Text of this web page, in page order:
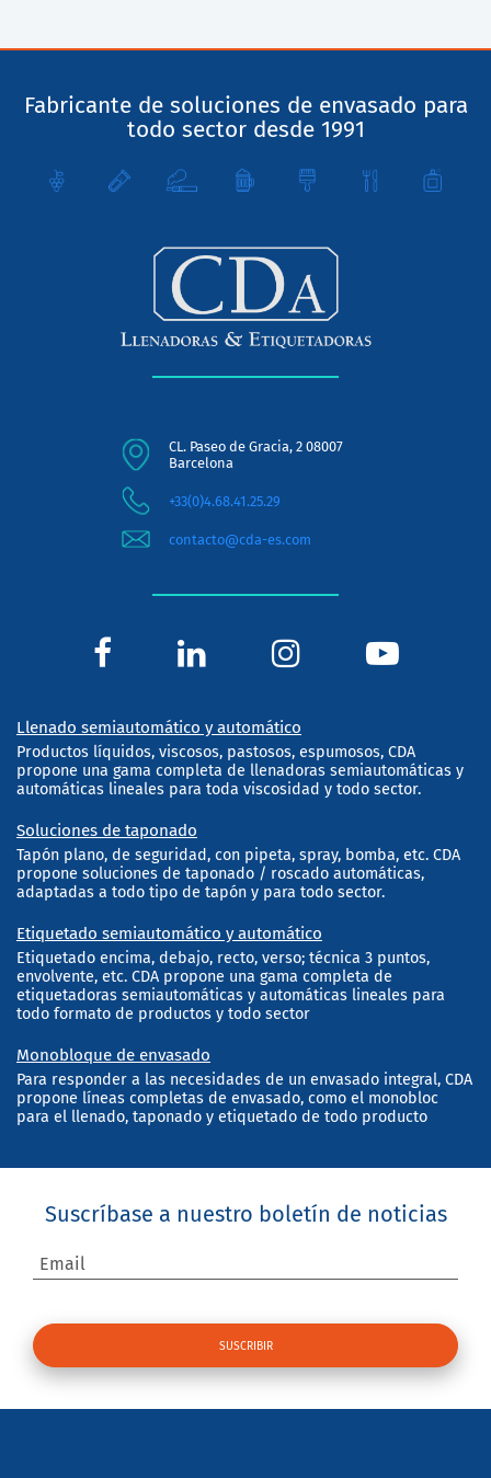
Fabricante de soluciones de envasado para
todo sector desde 1991
CL. Paseo de Gracia, 2 08007
Barcelona
+33(0)4.68.41.25.29
contacto@cda-es.com
Llenado semiautomático y automático
Productos líquidos, viscosos, pastosos, espumosos, CDA
propone una gama completa de llenadoras semiautomáticas y
automáticas lineales para toda viscosidad y todo sector.
Soluciones de taponado
Tapón plano, de seguridad, con pipeta, spray, bomba, etc. CDA
propone soluciones de taponado / roscado automáticas,
adaptadas a todo tipo de tapón y para todo sector.
Etiquetado semiautomático y automático
Etiquetado encima, debajo, recto, verso; técnica 3 puntos,
envolvente, etc. CDA propone una gama completa de
etiquetadoras semiautomáticas y automáticas lineales para
todo formato de productos y todo sector
Monobloque de envasado
Para responder a las necesidades de un envasado integral, CDA
propone líneas completas de envasado, como el monobloc
para el llenado, taponado y etiquetado de todo producto
Suscríbase a nuestro boletín de noticias
Email